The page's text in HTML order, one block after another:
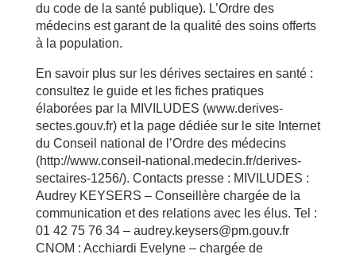
du code de la santé publique). L’Ordre des
médecins est garant de la qualité des soins offerts
à la population.
En savoir plus sur les dérives sectaires en santé :
consultez le guide et les fiches pratiques
élaborées par la MIVILUDES (www.derives-
sectes.gouv.fr) et la page dédiée sur le site Internet
du Conseil national de l’Ordre des médecins
(http://www.conseil-national.medecin.fr/derives-
sectaires-1256/). Contacts presse : MIVILUDES :
Audrey KEYSERS – Conseillère chargée de la
communication et des relations avec les élus. Tel :
01 42 75 76 34 – audrey.keysers@pm.gouv.fr
CNOM : Acchiardi Evelyne – chargée de